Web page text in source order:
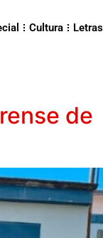
Cultura Letras
de